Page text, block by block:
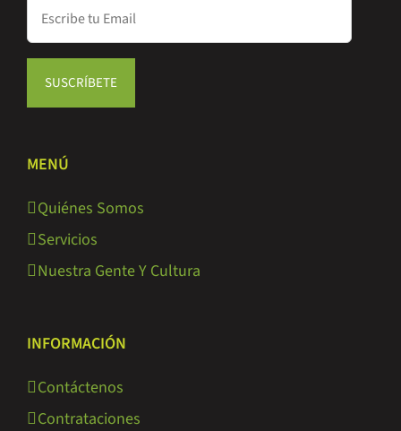
MENÚ
Quiénes Somos
Servicios
Nuestra Gente Y Cultura
INFORMACIÓN
Contáctenos
Contrataciones